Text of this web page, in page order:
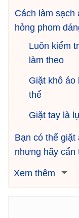
Cách làm sạch
hỏng phom
Luôn kiểm
làm theo
Giặt khô áo
thể
Giặt tay là
Bạn có thể giặt
nhưng hãy cẩn
Xem thêm